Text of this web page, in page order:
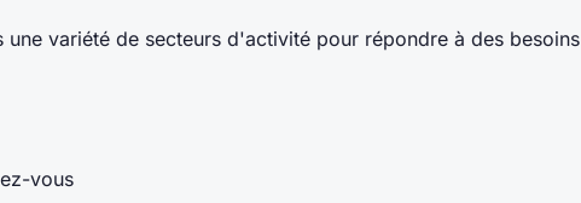
une variété de secteurs d'activité pour répondre à des besoins
vous